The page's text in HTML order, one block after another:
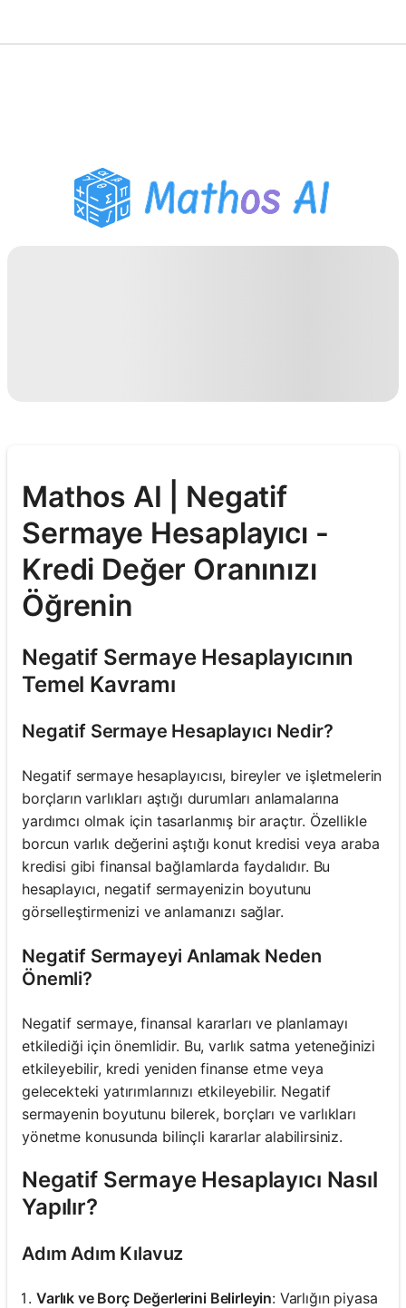
PDF Ödev Yardımcısı
Çalışma Araçları
Mathos AI | Negatif
Sermaye Hesaplayıcı -
Kredi Değer Oranınızı
Öğrenin
Negatif Sermaye Hesaplayıcının
Temel Kavramı
Negatif Sermaye Hesaplayıcı Nedir?
Negatif sermaye hesaplayıcısı, bireyler ve işletmelerin
borçların varlıkları aştığı durumları anlamalarına
yardımcı olmak için tasarlanmış bir araçtır. Özellikle
borcun varlık değerini aştığı konut kredisi veya araba
kredisi gibi finansal bağlamlarda faydalıdır. Bu
hesaplayıcı, negatif sermayenizin boyutunu
görselleştirmenizi ve anlamanızı sağlar.
Negatif Sermayeyi Anlamak Neden
Önemli?
Negatif sermaye, finansal kararları ve planlamayı
etkilediği için önemlidir. Bu, varlık satma yeteneğinizi
etkileyebilir, kredi yeniden finanse etme veya
gelecekteki yatırımlarınızı etkileyebilir. Negatif
sermayenin boyutunu bilerek, borçları ve varlıkları
yönetme konusunda bilinçli kararlar alabilirsiniz.
Negatif Sermaye Hesaplayıcı Nasıl
Yapılır?
Adım Adım Kılavuz
Varlık ve Borç Değerlerini Belirleyin: Varlığın piyasa